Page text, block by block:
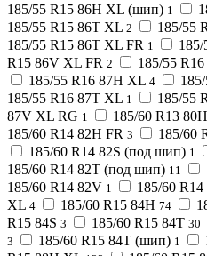
185/55 R15 86H XL (шип) 1
185/55 R15 86T XL 2 185/55
185/55 R15 86T XL FR 1
R15 86V XL FR 2 185/55
185/55 R16 87H XL 4
185/55 R16 87T XL 1 185/55
87V XL RG 1 185/60 R13 80H
185/60 R14 82H FR 3 185/60
185/60 R14 82S (под шип) 1
185/60 R14 82T (под шип) 11
185/60 R14 82V 1 185/60
XL 4 185/60 R15 84H 74
R15 84S 3 185/60 R15 84T 30
3 185/60 R15 84T (шип) 1